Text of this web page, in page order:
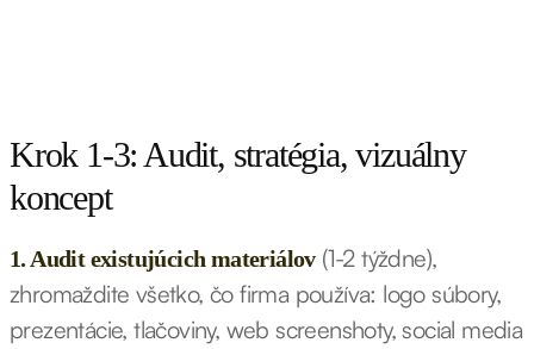
Krok 1-3: Audit, stratégia, vizuálny
koncept
1. Audit existujúcich materiálov(1-2 týždne),
zhromaždite všetko, čo firma používa: logo súbory,
prezentácie, tlačoviny, web screenshoty, social media